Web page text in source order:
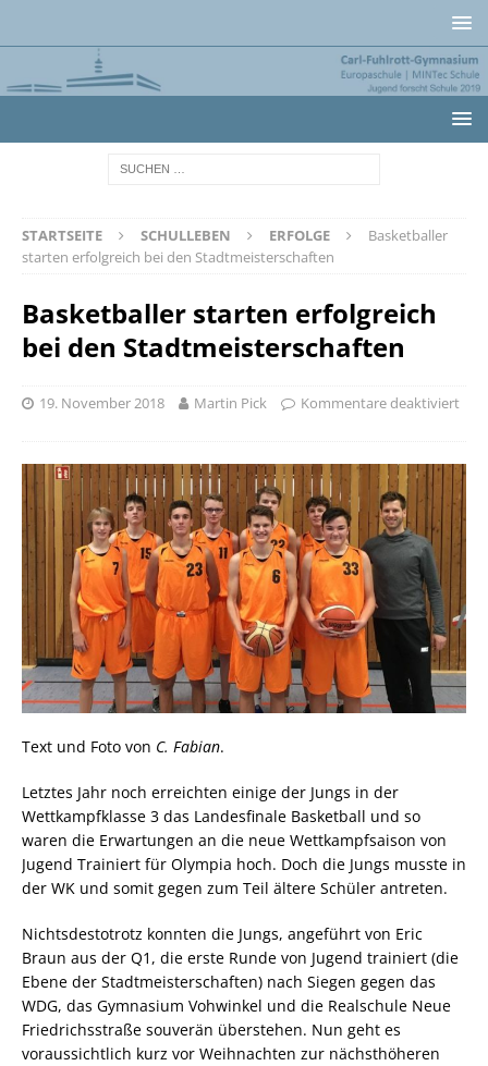
STARTSEITE SCHULLEBEN ERFOLGE
Basketballer
starten erfolgreich bei den Stadtmeisterschaften
Basketballer starten erfolgreich
bei den Stadtmeisterschaften
19. November 2018 Martin Pick Kommentare deaktiviert
Text und Foto von C. Fabian.
Letztes Jahr noch erreichten einige der Jungs in der
Wettkampfklasse 3 das Landesfinale Basketball und so
waren die Erwartungen an die neue Wettkampfsaison von
Jugend Trainiert für Olympia hoch. Doch die Jungs musste in
der WK und somit gegen zum Teil ältere Schüler antreten.
Nichtsdestotrotz konnten die Jungs, angeführt von Eric
Braun aus der Q1, die erste Runde von Jugend trainiert (die
Ebene der Stadtmeisterschaften) nach Siegen gegen das
WDG, das Gymnasium Vohwinkel und die Realschule Neue
Friedrichsstraße souverän überstehen. Nun geht es
voraussichtlich kurz vor Weihnachten zur nächsthöheren